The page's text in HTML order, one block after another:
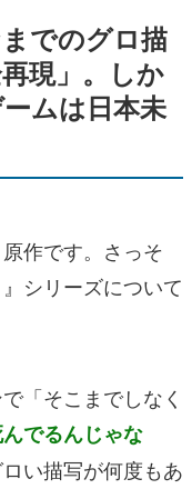
でのグロ描
現」。しか
ムは日本未
作です。さっそ
シリーズについて
「そこまでしなく
んでるんじゃな
い描写が何度もあ